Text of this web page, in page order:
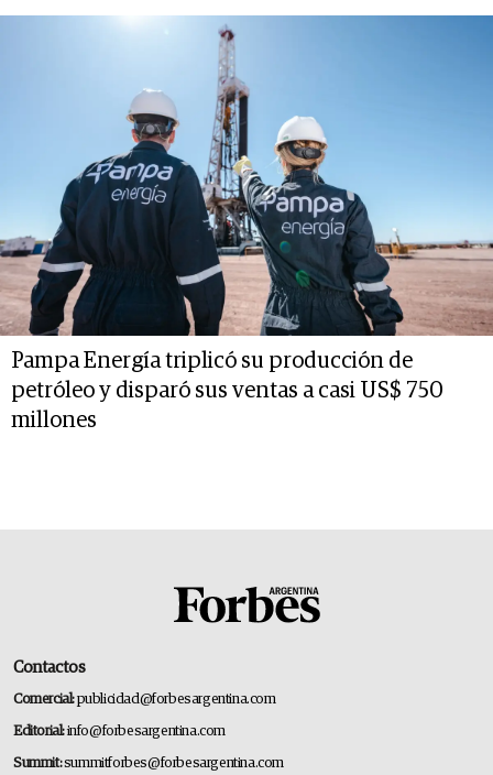
Pampa Energía triplicó su producción de
petróleo y disparó sus ventas a casi US$ 750
millones
Contactos
Comercial:publicidad@forbesargentina.com
Editorial:info@forbesargentina.com
Summit:summitforbes@forbesargentina.com